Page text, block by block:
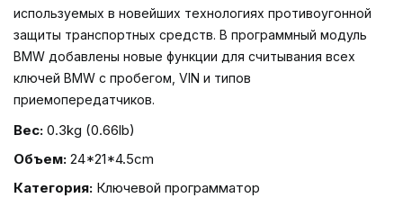
используемых в новейших технологиях противоугонной
защиты транспортных средств. В программный модуль
BMW добавлены новые функции для считывания всех
ключей BMW с пробегом, VIN и типов
приемопередатчиков.
Вес: 0.3kg (0.66lb)
Объем: 24*21*4.5cm
Категория: Ключевой программатор